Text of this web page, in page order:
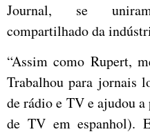
Journal, se
compartilhado da
“Assim como Rupert,
Trabalhou para jornais
de rádio e TV e ajudou
de TV em espanhol).